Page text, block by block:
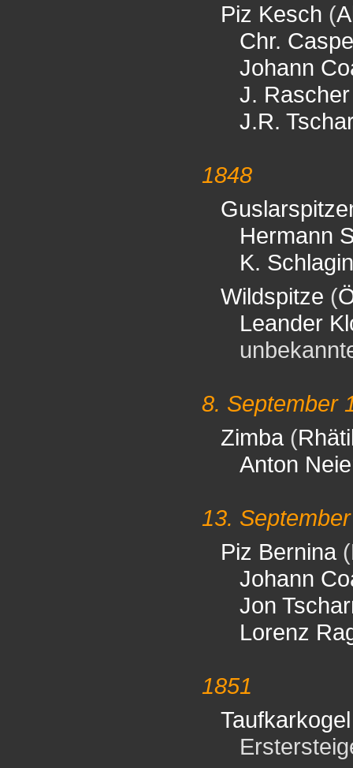
Piz Kesch (
Chr.
Johann
J. Rascher
J.R.
1848
Hermann
K.
Wildspitze (
Leander
8. September
Zimba (
Anton
13.
Piz Bernina (
Johann
Jon
Lorenz
1851
Taufkarkogel